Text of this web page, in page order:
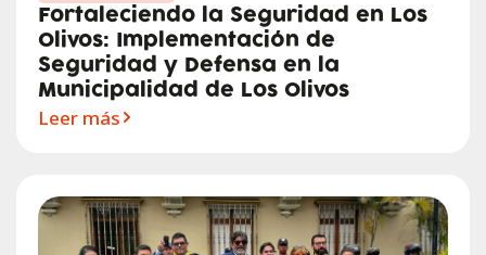
Fortaleciendo la Seguridad en Los
Olivos: Implementación de
Seguridad y Defensa en la
Municipalidad de Los Olivos
Leer más